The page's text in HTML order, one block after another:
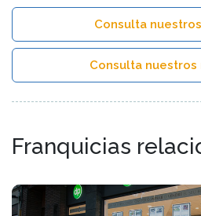
Consulta
Consulta
Franquicias